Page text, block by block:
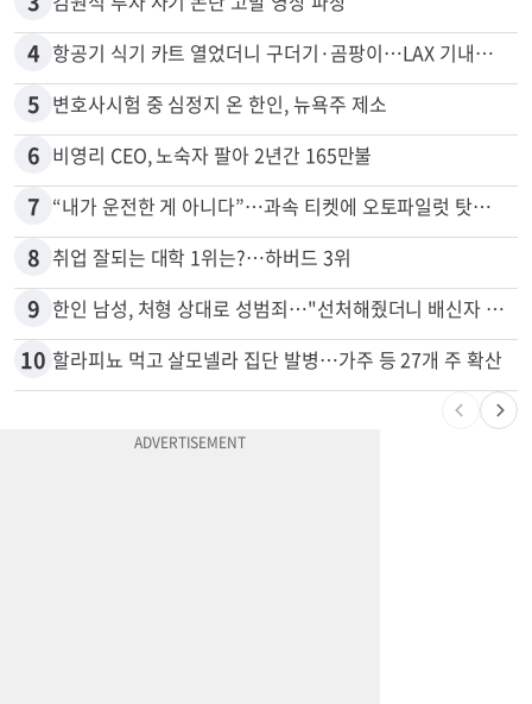
4 항공기 식기 카트 열었더니 구더기·곰팡이…LAX 기내식 업체 논란
5 변호사시험 중 심정지 온 한인, 뉴욕주 제소
6 비영리 CEO, 노숙자 팔아 2년간 165만불
7 “내가 운전한 게 아니다”…과속 티켓에 오토파일럿 탓한 운전자
8 취업 잘되는 대학 1위는?…하버드 3위
9 한인 남성, 처형 상대로 성범죄…"선처해줬더니 배신자 취급"
10 할라피뇨 먹고 살모넬라 집단 발병…가주 등 27개 주 확산